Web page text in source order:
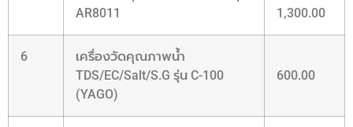
AR8011
1,300.00
6
เครื่องวัดคุณภาพน้ำ
TDS/EC/Salt/S.G รุ่น C-100
(YAGO)
600.00